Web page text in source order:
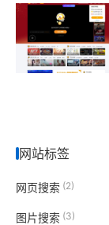
网站标签
网页搜索 (2)
图片搜索 (3)